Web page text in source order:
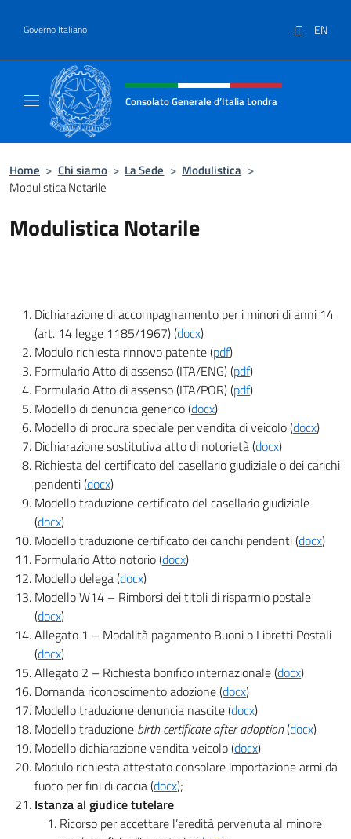
Governo Italiano IT EN
Intestazione sito, social e menù
Consolato Generale d’Italia Londra
Home > Chi siamo > La Sede > Modulistica >
Modulistica Notarile
Modulistica Notarile
Dichiarazione di accompagnamento per i minori di anni 14
(art. 14 legge 1185/1967) (docx)
Modulo richiesta rinnovo patente (pdf)
Formulario Atto di assenso (ITA/ENG) (pdf)
Formulario Atto di assenso (ITA/POR) (pdf)
Modello di denuncia generico (docx)
Modello di procura speciale per vendita di veicolo (docx)
Dichiarazione sostitutiva atto di notorietà (docx)
Richiesta del certificato del casellario giudiziale o dei carichi
pendenti (docx)
Modello traduzione certificato del casellario giudiziale
(docx)
Modello traduzione certificato dei carichi pendenti (docx)
Formulario Atto notorio (docx)
Modello delega (docx)
Modello W14 – Rimborsi dei titoli di risparmio postale
(docx)
Allegato 1 – Modalità pagamento Buoni o Libretti Postali
(docx)
Allegato 2 – Richiesta bonifico internazionale (docx)
Domanda riconoscimento adozione (docx)
Modello traduzione denuncia nascite (docx)
Modello traduzione birth certificate after adoption(docx)
Modello dichiarazione vendita veicolo (docx)
Modulo richiesta attestato consolare importazione armi da
fuoco per fini di caccia (docx);
Istanza al giudice tutelare
Ricorso per accettare l’eredità pervenuta al minore